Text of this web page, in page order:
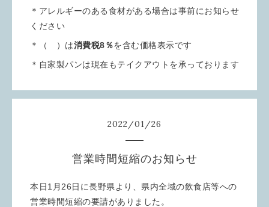
＊アレルギーのある食材がある場合は事前にお知らせ
ください
＊（ ）は消費税8％を含む価格表示です
＊自家製パンは現在もテイクアウトを承っております
2022/01/26
営業時間短縮のお知らせ
本日1月26日に長野県より、県内全域の飲食店等への
営業時間短縮の要請がありました。